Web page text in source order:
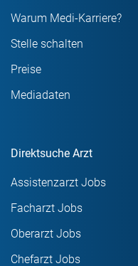
Warum Medi-Karriere?
Stelle schalten
Preise
Mediadaten
Direktsuche Arzt
Assistenzarzt Jobs
Facharzt Jobs
Oberarzt Jobs
Chefarzt Jobs